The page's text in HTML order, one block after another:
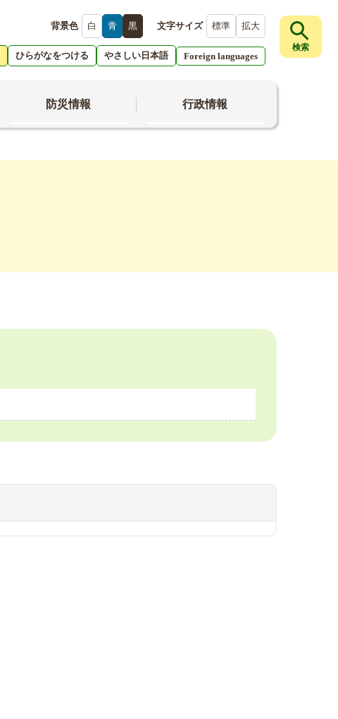
背景色 白 青 黒 文字サイズ 標準 拡大
ひらがなをつける やさしい日本語 Foreign languages
検索
防災情報 行政情報